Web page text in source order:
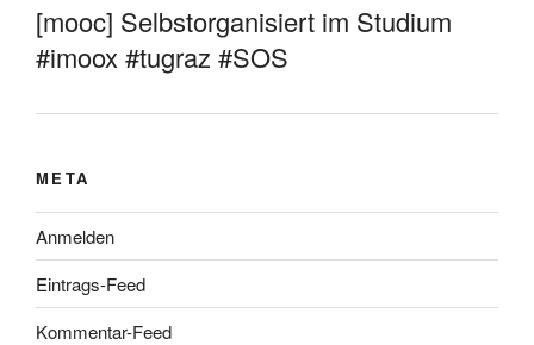
[mooc] Selbstorganisiert im Studium
#imoox #tugraz #SOS
META
Anmelden
Eintrags-Feed
Kommentar-Feed